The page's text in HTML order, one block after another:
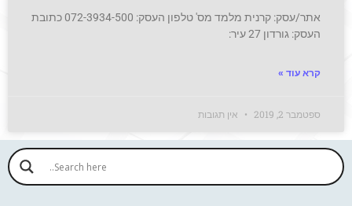
אתר/עסק: קרנית מלמד מס' טלפון העסק: 072-3934-500 כתובת
העסק: גורדון 27 עיר:
קרא עוד »
ספטמבר 2, 2019 אין תגובות